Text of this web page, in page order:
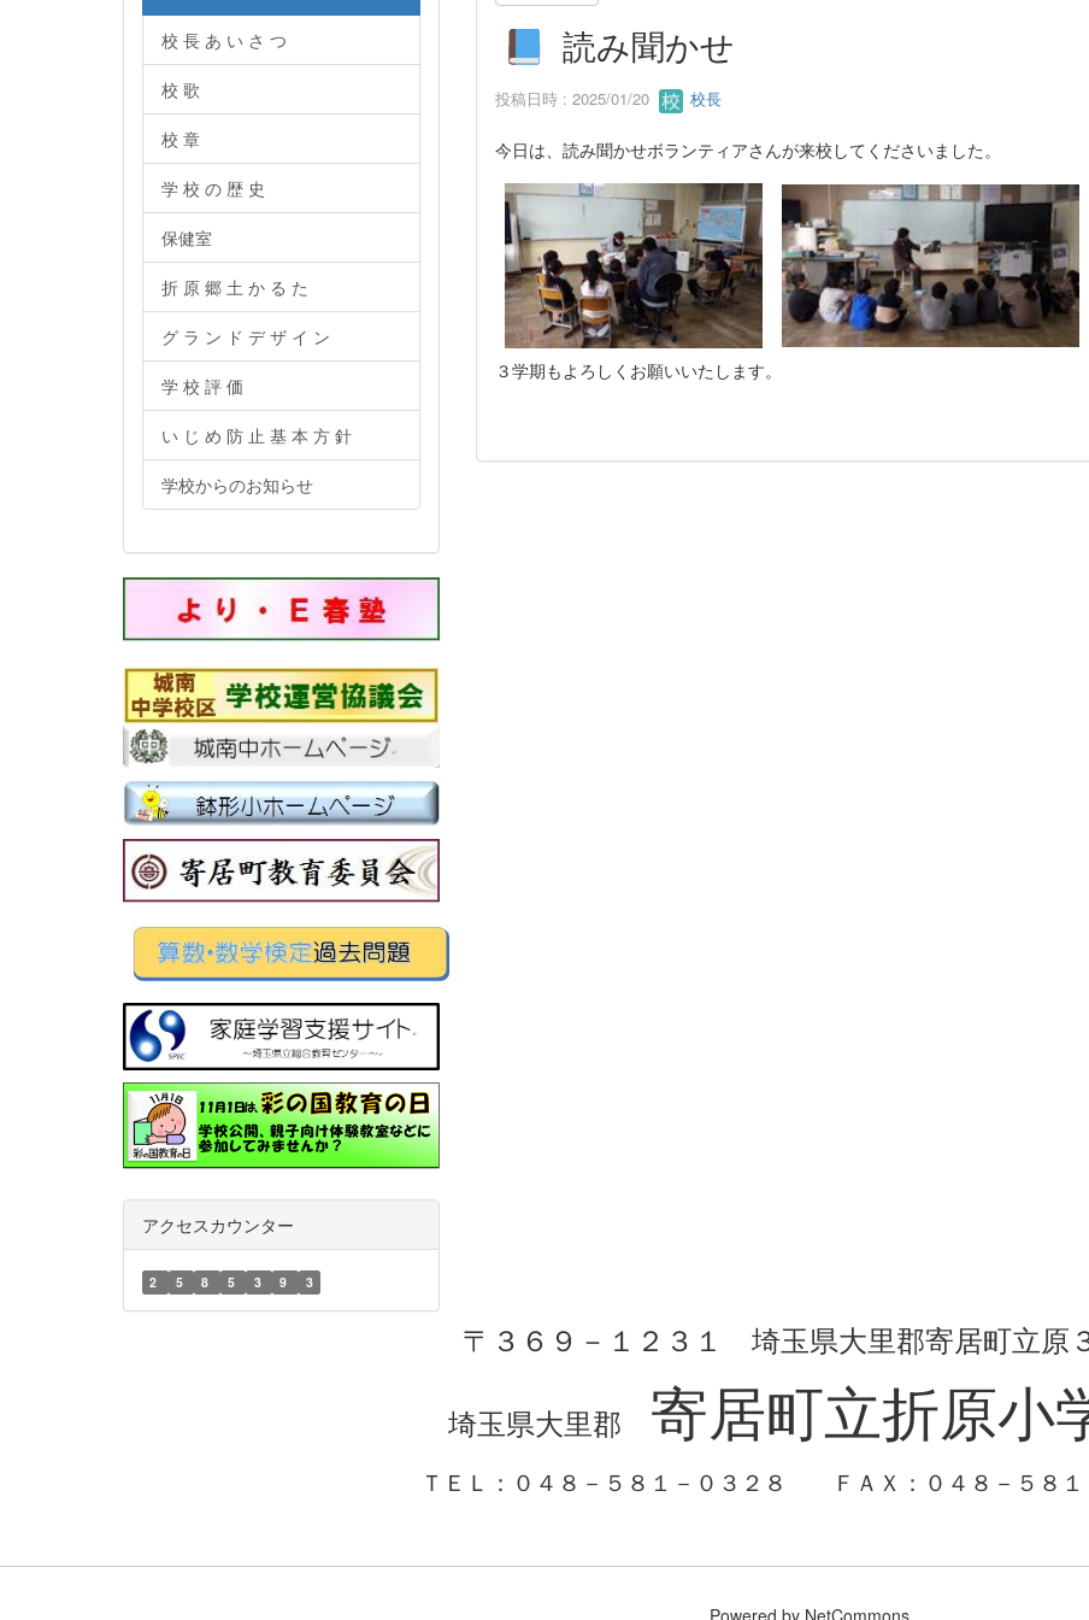
読み聞かせ
投稿日時 : 2025/01/20 校長
今日は、読み聞かせボランティアさんが来校してくださいました。
３学期もよろしくお願いいたします。
校 長 あ い さ つ
校 歌
校 章
学 校 の 歴 史
保健室
折 原 郷 土 か る た
グ ラ ン ド デ ザ イ ン
学 校 評 価
い じ め 防 止 基 本 方 針
学校からのお知らせ
アクセスカウンター
2 5 8 5 3 9 3
〒３６９－１２３１ 埼玉県大里郡寄居町立原
埼玉県大里郡 寄居町立折原小
ＴＥＬ：０４８－５８１－０３２８ ＦＡＸ：０４８－５８１